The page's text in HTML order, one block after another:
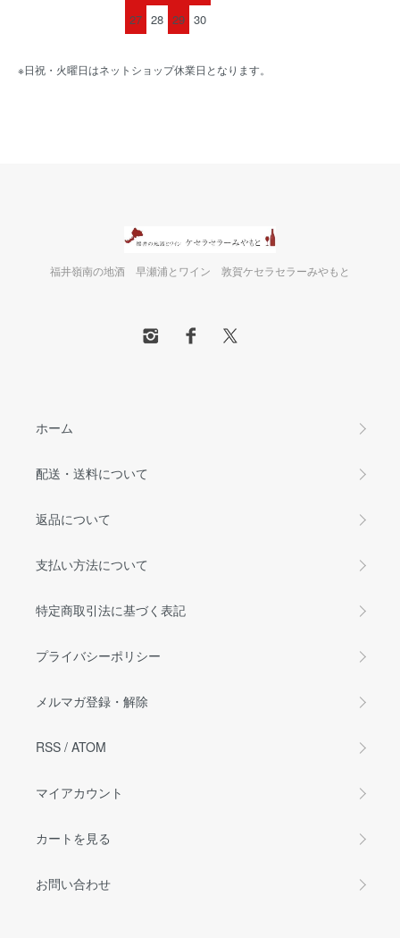
27 28 29 30
※日祝・火曜日はネットショップ休業日となります。
福井嶺南の地酒 早瀬浦とワイン 敦賀ケセラセラーみやもと
ホーム
配送・送料について
返品について
支払い方法について
特定商取引法に基づく表記
プライバシーポリシー
メルマガ登録・解除
RSS / ATOM
マイアカウント
カートを見る
お問い合わせ